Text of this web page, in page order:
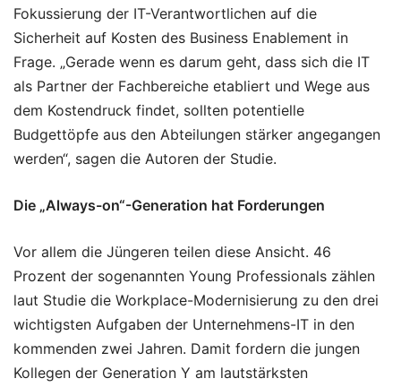
Fokussierung der IT-Verantwortlichen auf die
Sicherheit auf Kosten des Business Enablement in
Frage. „Gerade wenn es darum geht, dass sich die IT
als Partner der Fachbereiche etabliert und Wege aus
dem Kostendruck findet, sollten potentielle
Budgettöpfe aus den Abteilungen stärker angegangen
werden“, sagen die Autoren der Studie.
Die „Always-on“-Generation hat Forderungen
Vor allem die Jüngeren teilen diese Ansicht. 46
Prozent der sogenannten Young Professionals zählen
laut Studie die Workplace-Modernisierung zu den drei
wichtigsten Aufgaben der Unternehmens-IT in den
kommenden zwei Jahren. Damit fordern die jungen
Kollegen der Generation Y am lautstärksten